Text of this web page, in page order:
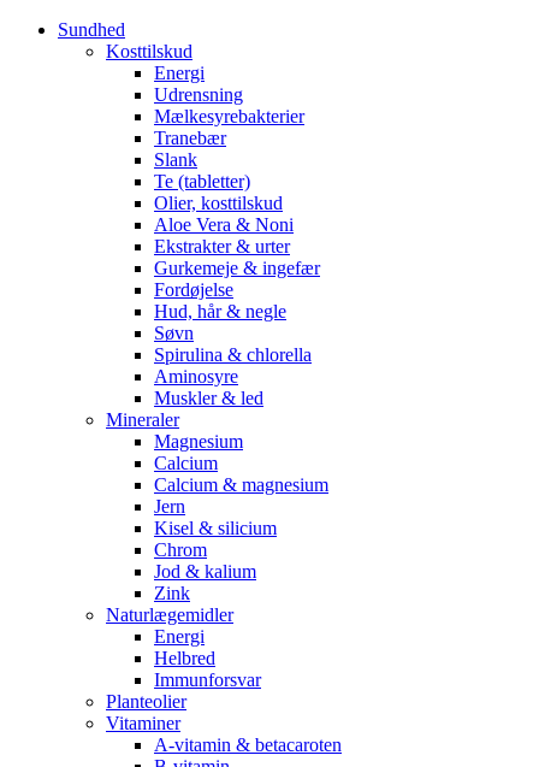
Sundhed
Kosttilskud
Energi
Udrensning
Mælkesyrebakterier
Tranebær
Slank
Te (tabletter)
Olier, kosttilskud
Aloe Vera & Noni
Ekstrakter & urter
Gurkemeje & ingefær
Fordøjelse
Hud, hår & negle
Søvn
Spirulina & chlorella
Aminosyre
Muskler & led
Mineraler
Magnesium
Calcium
Calcium & magnesium
Jern
Kisel & silicium
Chrom
Jod & kalium
Zink
Naturlægemidler
Energi
Helbred
Immunforsvar
Planteolier
Vitaminer
A-vitamin & betacaroten